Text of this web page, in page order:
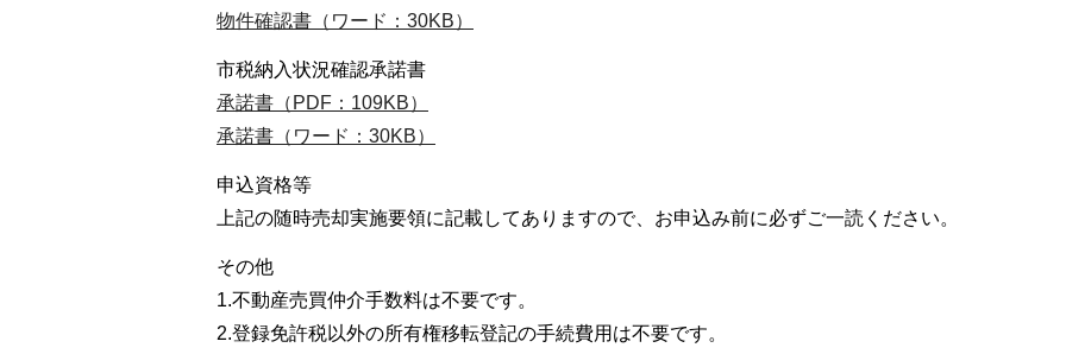
物件確認書（ワード：30KB）
市税納入状況確認承諾書
承諾書（PDF：109KB）
承諾書（ワード：30KB）
申込資格等
上記の随時売却実施要領に記載してありますので、お申込み前に必ずご一読ください。
その他
1.不動産売買仲介手数料は不要です。
2.登録免許税以外の所有権移転登記の手続費用は不要です。